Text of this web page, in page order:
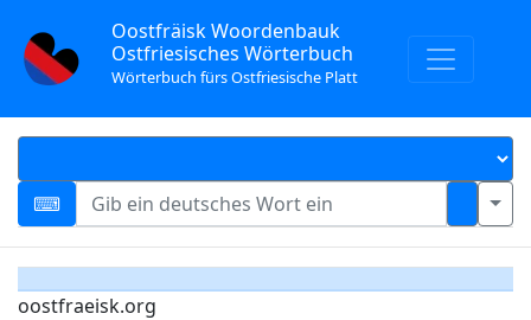
Oostfräisk Woordenbauk
Ostfriesisches Wörterbuch
Wörterbuch fürs Ostfriesische Platt
oostfraeisk.org